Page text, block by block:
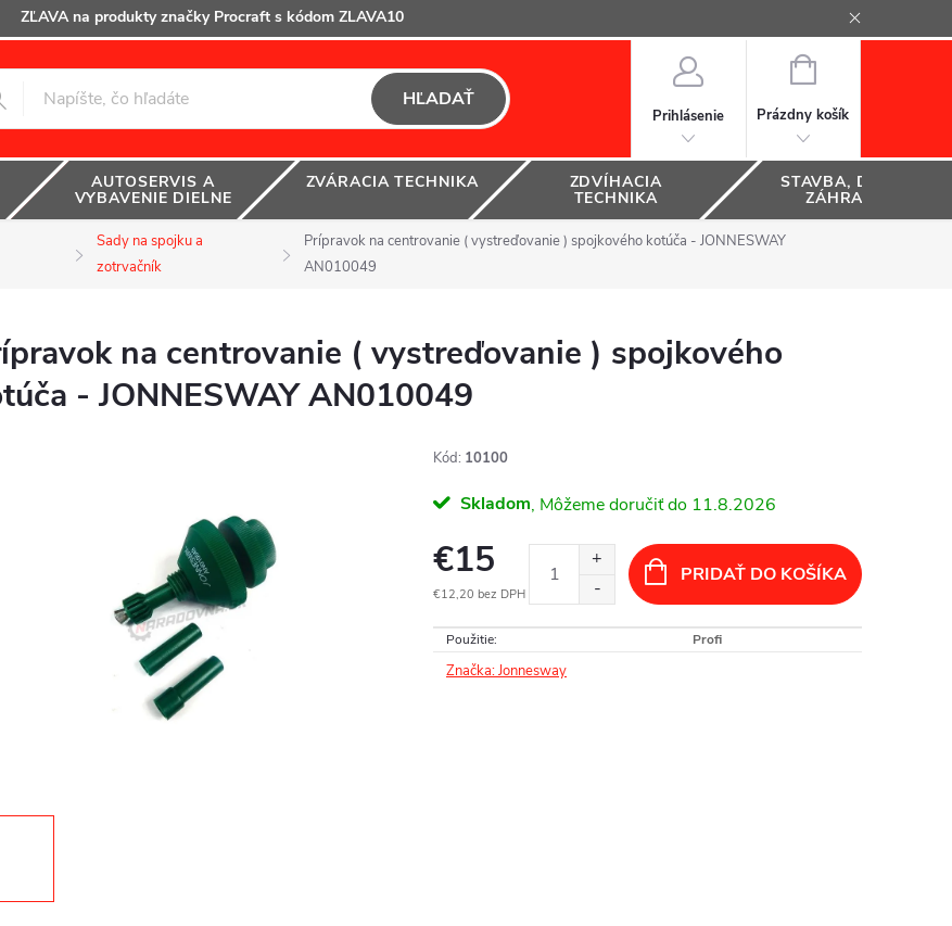
ZĽAVA na produkty značky Procraft s kódom ZLAVA10
HĽADAŤ
Prihlásenie
NÁKUPNÝ
Prázdny košík
AUTOSERVIS A
VYBAVENIE DIELNE
ZVÁRACIA TECHNIKA ZDVÍHACIA
TECHNIKA
STAVBA, DOM A
ZÁHRADA
Sady na spojku a
zotrvačník
Prípravok na centrovanie ( vystreďovanie ) spojkového kotúča - JONNESWAY
AN010049
na centrovanie ( vystreďovanie ) spojkového
- JONNESWAY AN010049
Kód: 10100
Skladom 11.8.2026
€15
€12,20 bez DPH
cena:
PRIDAŤ DO KOŠÍKA
Použitie: Profi
Značka:Jonnesway